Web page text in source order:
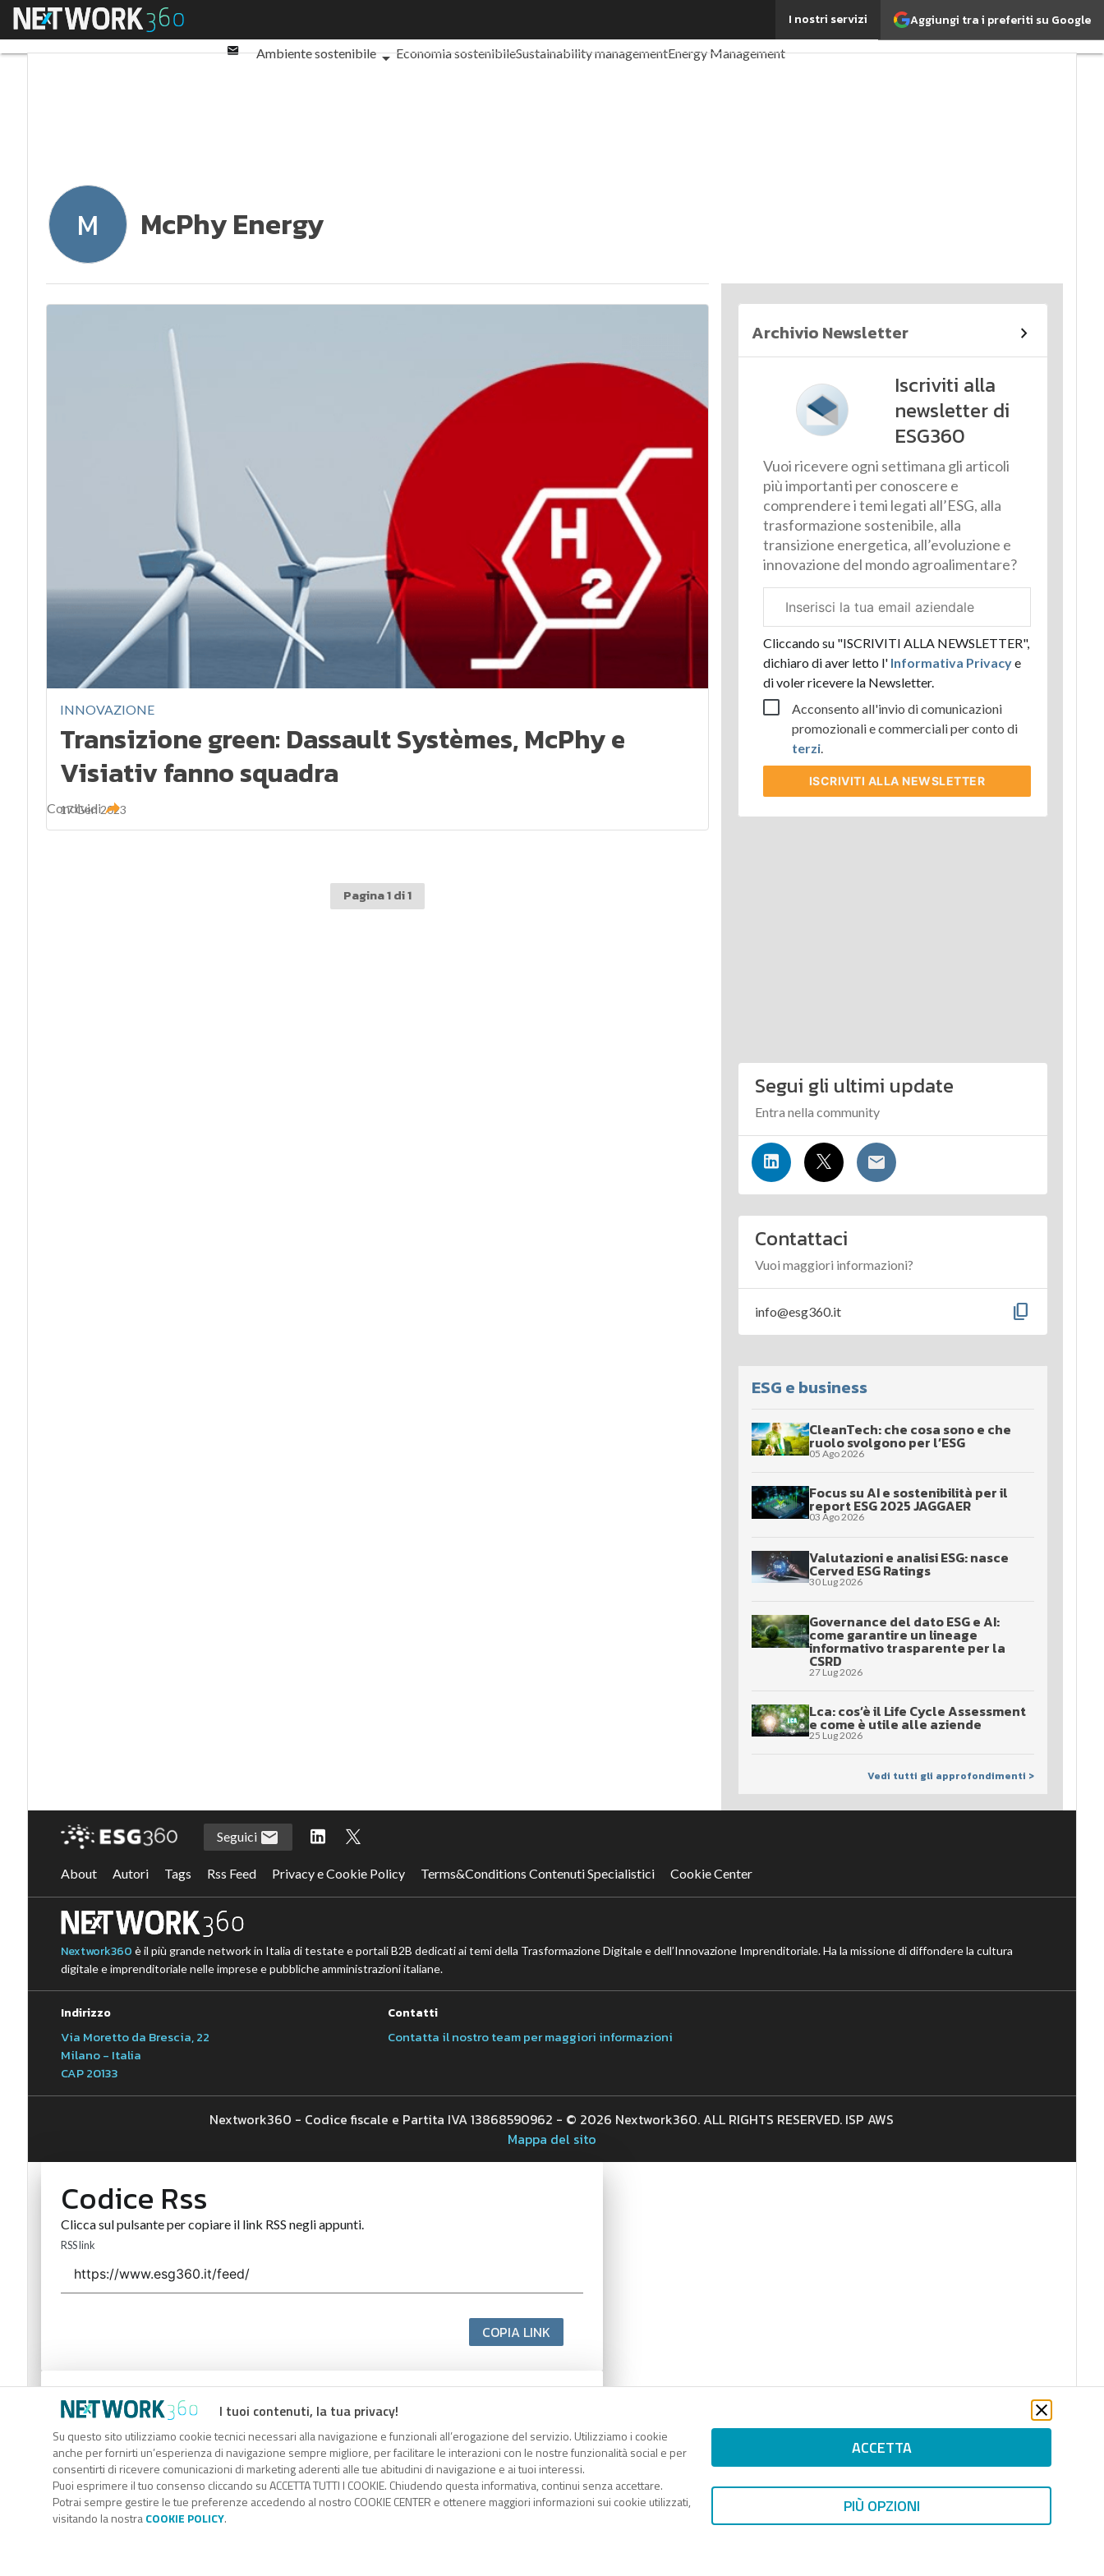
Aggiungi tra i preferiti su Google
I nostri servizi
Menu
Email
Sostenibilità: perché è importante?
Ambiente sostenibile
Economia sostenibileSustainability managementEnergy Management
M McPhy Energy
INNOVAZIONE
Transizione green: Dassault Systèmes, McPhy e
Visiativ fanno squadra
17 Gen 2023
Condividi
Pagina 1 di 1
Archivio Newsletter
Iscriviti alla
newsletter di
ESG360
Vuoi ricevere ogni settimana gli articoli
più importanti per conoscere e
comprendere i temi legati all’ESG, alla
trasformazione sostenibile, alla
transizione energetica, all’evoluzione e
innovazione del mondo agroalimentare?
aziendale
Cliccando su "ISCRIVITI ALLA NEWSLETTER",
dichiaro di aver letto l'Informativa Privacye
di voler ricevere la Newsletter.
Acconsento all'invio di comunicazioni
promozionali e commerciali per conto di
terzi.
ISCRIVITI ALLA NEWSLETTER
Segui gli ultimi update
Entra nella community
Contattaci
Vuoi maggiori informazioni?
info@esg360.it content_copy
ESG e business
CleanTech: che cosa sono e che
ruolo svolgono per l’ESG
05 Ago 2026
Focus su AI e sostenibilità per il
report ESG 2025 JAGGAER
03 Ago 2026
Valutazioni e analisi ESG: nasce
Cerved ESG Ratings
30 Lug 2026
Governance del dato ESG e AI:
come garantire un lineage
informativo trasparente per la
CSRD
27 Lug 2026
Lca: cos’è il Life Cycle Assessment
e come è utile alle aziende
25 Lug 2026
Vedi tutti gli approfondimenti >
I tuoi contenuti, la tua privacy!
Su questo sito utilizziamo cookie tecnici necessari alla navigazione e funzionali all’erogazione del servizio. Utilizziamo i cookie
anche per fornirti un’esperienza di navigazione sempre migliore, per facilitare le interazioni con le nostre funzionalità social e per
consentirti di ricevere comunicazioni di marketing aderenti alle tue abitudini di navigazione e ai tuoi interessi.
Puoi esprimere il tuo consenso cliccando su ACCETTA TUTTI I COOKIE. Chiudendo questa informativa, continui senza accettare.
Potrai sempre gestire le tue preferenze accedendo al nostro COOKIE CENTER e ottenere maggiori informazioni sui cookie utilizzati,
visitando la nostraCOOKIE POLICY.
ACCETTA
PIÙ OPZIONI
Seguici
About Autori Tags Rss Feed Privacy e Cookie Policy Terms&Conditions Contenuti Specialistici Cookie Center
Nextwork360 è il più grande network in Italia di testate e portali B2B dedicati ai temi della Trasformazione Digitale e dell’Innovazione Imprenditoriale. Ha la missione di diffondere la cultura
digitale e imprenditoriale nelle imprese e pubbliche amministrazioni italiane.
Indirizzo
Via Moretto da Brescia, 22
Milano - Italia
CAP 20133
Contatti
Contatta il nostro team per maggiori informazioni
Nextwork360 - Codice fiscale e Partita IVA 13868590962 - © 2026 Nextwork360. ALL RIGHTS RESERVED. ISP AWS
Mappa del sito
Codice Rss
Clicca sul pulsante per copiare il link RSS negli appunti.
RSS link
COPIA LINK
Codice Rss
Clicca sul pulsante per copiare il link RSS negli appunti.
RSS link